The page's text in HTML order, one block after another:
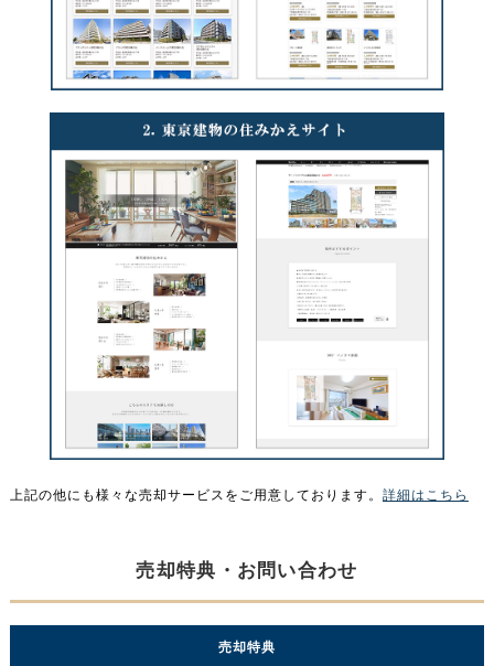
上記の他にも様々な売却サービスをご用意しております。 詳細はこちら
売却特典・お問い合わせ
売却特典